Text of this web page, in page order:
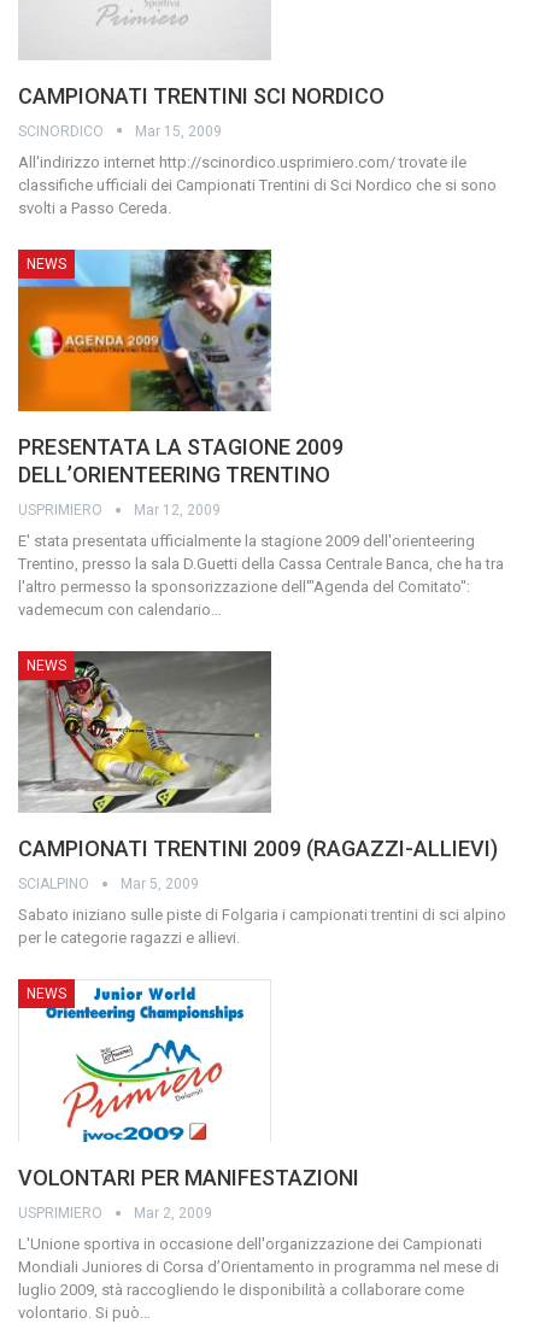
CAMPIONATI TRENTINI SCI NORDICO
SCINORDICO Mar 15, 2009
All'indirizzo internet http://scinordico.usprimiero.com/ trovate ile
classifiche ufficiali dei Campionati Trentini di Sci Nordico che si sono
svolti a Passo Cereda.
NEWS
PRESENTATA LA STAGIONE 2009
DELL’ORIENTEERING TRENTINO
USPRIMIERO Mar 12, 2009
E' stata presentata ufficialmente la stagione 2009 dell'orienteering
Trentino, presso la sala D.Guetti della Cassa Centrale Banca, che ha tra
l'altro permesso la sponsorizzazione dell'"Agenda del Comitato":
vademecum con calendario…
NEWS
CAMPIONATI TRENTINI 2009 (RAGAZZI-ALLIEVI)
SCIALPINO Mar 5, 2009
Sabato iniziano sulle piste di Folgaria i campionati trentini di sci alpino
per le categorie ragazzi e allievi.
NEWS
VOLONTARI PER MANIFESTAZIONI
USPRIMIERO Mar 2, 2009
L'Unione sportiva in occasione dell'organizzazione dei Campionati
Mondiali Juniores di Corsa d’Orientamento in programma nel mese di
luglio 2009, stà raccogliendo le disponibilità a collaborare come
volontario. Si può